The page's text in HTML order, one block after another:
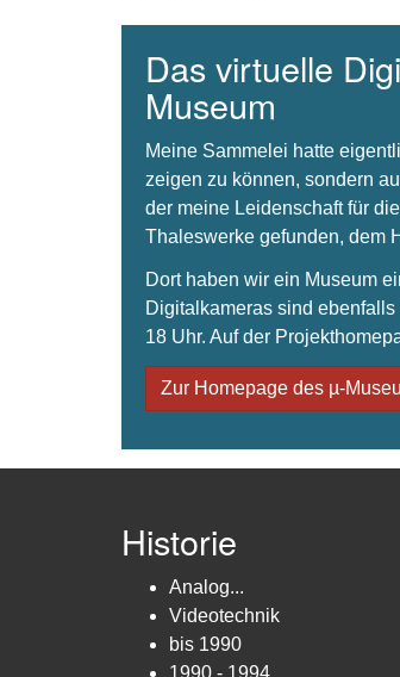
Das virtuelle
Museum
Meine Sammelei hatte
zeigen zu können, sondern
der meine Leidenschaft für
Thaleswerke gefunden, dem
Dort haben wir ein Museum
Digitalkameras sind
18 Uhr. Auf der
Zur Homepage des µ-
Historie
Analog...
Videotechnik
bis 1990
1990 - 1994